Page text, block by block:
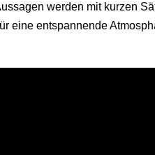
werden mit kurzen
eine entspannende